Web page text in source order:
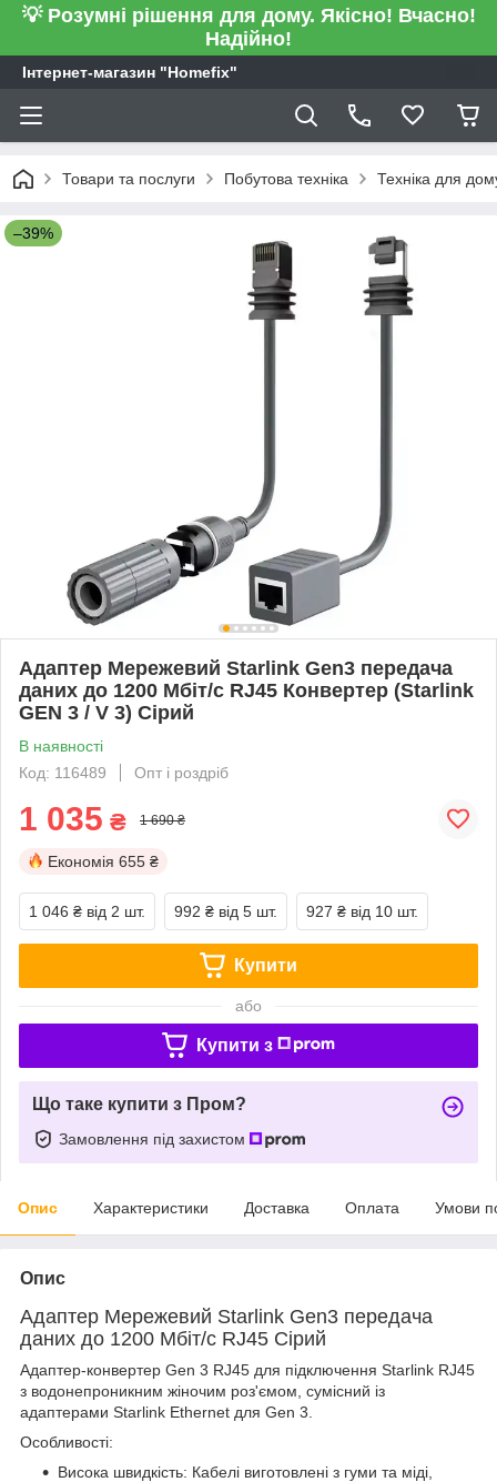
💡 Розумні рішення для дому. Якісно! Вчасно!
Надійно!
Інтернет-магазин "Homefix"
Товари та послуги Побутова техніка Техніка для
–39%
Адаптер Мережевий Starlink Gen3 передача
даних до 1200 Мбіт/с RJ45 Конвертер (Starlink
GEN 3 / V 3) Сірий
В наявності
Код: 116489
Опт і роздріб
1 035 ₴ 1 690 ₴
Економія 655 ₴
1 046 ₴ від 2 шт. 992 ₴ від 5 шт. 927 ₴ від 10 шт.
Купити
або
Купити з
Що таке купити з Пром?
Замовлення під захистом
Опис Характеристики Доставка Оплата Умови
Опис
Адаптер Мережевий Starlink Gen3 передача
даних до 1200 Мбіт/с RJ45 Сірий
Адаптер-конвертер Gen 3 RJ45 для підключення Starlink RJ45
з водонепроникним жіночим роз'ємом, сумісний із
адаптерами Starlink Ethernet для Gen 3.
Особливості:
Висока швидкість: Кабелі виготовлені з гуми та міді,